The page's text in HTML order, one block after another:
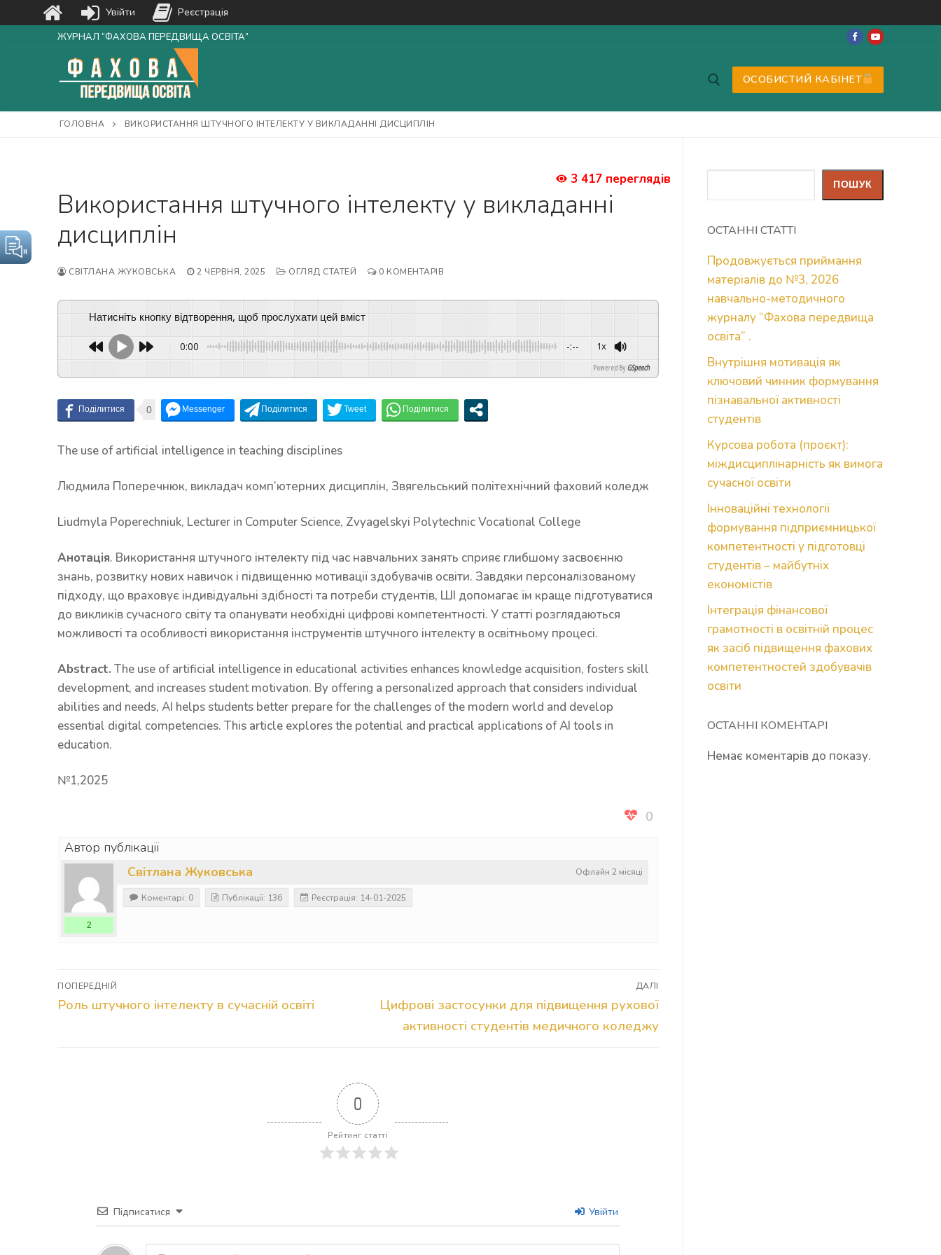
ЖУРНАЛ “ФАХОВА ПЕРЕДВИЩА ОСВІТА”
ОСОБИСТИЙ КАБІНЕТ
ГОЛОВНА ВИКОРИСТАННЯ ШТУЧНОГО ІНТЕЛЕКТУ У ВИКЛАДАННІ ДИСЦИПЛІН
3 417 переглядів
Використання штучного інтелекту у викладанні
дисциплін
СВІТЛАНА ЖУКОВСЬКА 2 ЧЕРВНЯ, 2025 ОГЛЯД СТАТЕЙ 0 КОМЕНТАРІВ
Натисніть кнопку відтворення, щоб прослухати цей вміст
0:00 -:-- 1x
Powered By GSpeech
0
The use of artificial intelligence in teaching disciplines
Людмила Поперечнюк, викладач комп’ютерних дисциплін, Звягельський політехнічний фаховий коледж
Liudmyla Poperechniuk, Lecturer in Computer Science, Zvyagelskyi Polytechnic Vocational College
Анотація. Використання штучного інтелекту під час навчальних занять сприяє глибшому засвоєнню
знань, розвитку нових навичок і підвищенню мотивації здобувачів освіти. Завдяки персоналізованому
підходу, що враховує індивідуальні здібності та потреби студентів, ШІ допомагає їм краще підготуватися
до викликів сучасного світу та опанувати необхідні цифрові компетентності. У статті розглядаються
можливості та особливості використання інструментів штучного інтелекту в освітньому процесі.
Abstract. The use of artificial intelligence in educational activities enhances knowledge acquisition, fosters skill
development, and increases student motivation. By offering a personalized approach that considers individual
abilities and needs, AI helps students better prepare for the challenges of the modern world and develop
essential digital competencies. This article explores the potential and practical applications of AI tools in
education.
№1,2025
0
Автор публікації
Офлайн 2 місяці
Світлана Жуковська
2
Коментарі: 0 Публікації: 136 Реєстрація: 14-01-2025
Навігація
записів
ПОПЕРЕДНІЙ
Попередній
Роль штучного інтелекту в сучасній освіті
ДАЛІ
Наступний
запис:
Цифрові застосунки для підвищення рухової
активності студентів медичного коледжу
0
Рейтинг статті
Підписатися Увійти
ПОШУК
ОСТАННІ СТАТТІ
Продовжується приймання
матеріалів до №3, 2026
навчально-методичного
журналу “Фахова передвища
освіта” .
Внутрішня мотивація як
ключовий чинник формування
пізнавальної активності
студентів
Курсова робота (проєкт):
міждисциплінарність як вимога
сучасної освіти
Інноваційні технології
формування підприємницької
компетентності у підготовці
студентів – майбутніх
економістів
Інтеграція фінансової
грамотності в освітній процес
як засіб підвищення фахових
компетентностей здобувачів
освіти
ОСТАННІ КОМЕНТАРІ
Немає коментарів до показу.
Увійти Реєстрація